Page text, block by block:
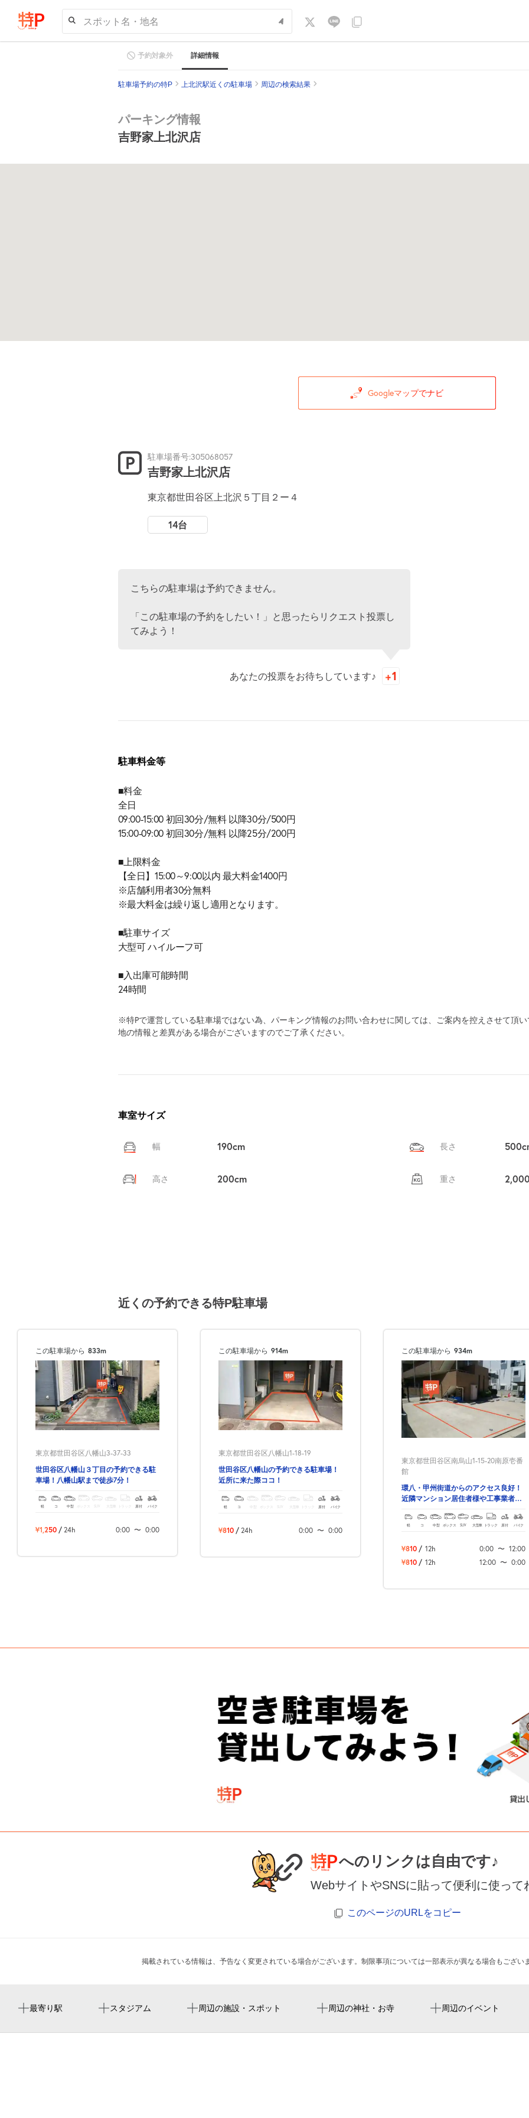
スポット名・地名
予約対象外 詳細情報
駐車場予約の特P 上北沢駅近くの駐車場 周辺の検索結果
パーキング情報
吉野家上北沢店
Googleマップでナビ
駐車場番号:305068057
吉野家上北沢店
東京都世田谷区上北沢５丁目２ー４
14台
こちらの駐車場は予約できません。
「この駐車場の予約をしたい！」と思ったらリクエスト投票し
てみよう！
あなたの投票をお待ちしています♪
駐車料金等
■料金
全日
09:00-15:00 初回30分/無料 以降30分/500円
15:00-09:00 初回30分/無料 以降25分/200円
■上限料金
【全日】15:00～9:00以内 最大料金1400円
※店舗利用者30分無料
※最大料金は繰り返し適用となります。
■駐車サイズ
大型可 ハイルーフ可
■入出庫可能時間
24時間
※特Pで運営している駐車場ではない為、パーキング情報のお問い合わせに関しては、ご案内を控えさせて頂
地の情報と差異がある場合がございますのでご了承ください。
車室サイズ
幅 190cm 長さ
高さ 200cm 重さ
近くの予約できる特P駐車場
この駐車場から 833m
東京都世田谷区八幡山3-37-33
世田谷区八幡山３丁目の予約できる駐
車場！八幡山駅まで徒歩7分！
軽 コ 中型 ボックス SUV トラック 原付 バイク
¥1,250 / 24h 0:00 〜 0:00
この駐車場から 914m
東京都世田谷区八幡山1-18-19
世田谷区八幡山の予約できる駐車場！
近所に来た際ココ！
軽 コ 中型 ボックス SUV 大型車 トラック 原付 バイク
¥810 / 24h 0:00 〜 0:00
この駐車場から 934m
東京都世田谷区南烏山1-15-20南原壱番
館
環八・甲州街道からのアクセス良好！
近隣マンション居住者様や工事業者様
軽 コ 中型 ボックス SUV 大型車 トラック 原付 バイク
¥810 / 12h 0:00 〜 12:00
¥810 / 12h 12:00 〜 0:00
へのリンクは自由です♪
WebサイトやSNSに貼って便利に使って
このページのURLをコピー
掲載されている情報は、予告なく変更されている場合がございます。制限事項については一部表示が異なる場合もござい
最寄り駅 スタジアム 周辺の施設・スポット 周辺の神社・お寺 周辺のイベント
上北沢駅
八幡山駅
周辺にスタジアムが見つかりませんでした。
らぁめん小池
ジーエスグランド上北沢
周辺に神社・お寺が見つかりませんでした。
周辺にイベントが見つかりませんでした。
貸出しませんか？